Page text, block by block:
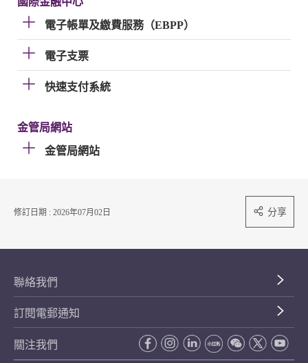
電子帳單及繳費服務（EBPP）
電子支票
快速支付系統
金管局網站
金管局網站
修訂日期 : 2026年07月02日 分享
聯絡我們
訂閱電郵通知
關注我們